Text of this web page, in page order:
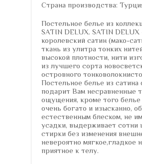
Страна производства:
Постельное белье из
SATIN DELUX. SATIN DELUX
королевский сатин (мако-
ткань из улитра тонких
высокой плотности, нити
из лучшего сорта
островного
Постельное белье из сатина
подарит Вам несравненные
ощущения, кроме того
очень богато и изысканно,
естественным блеском, не
усадки, выдерживает сотни
стирки без изменения
невероятно мягкое,гладкое
приятное к телу.